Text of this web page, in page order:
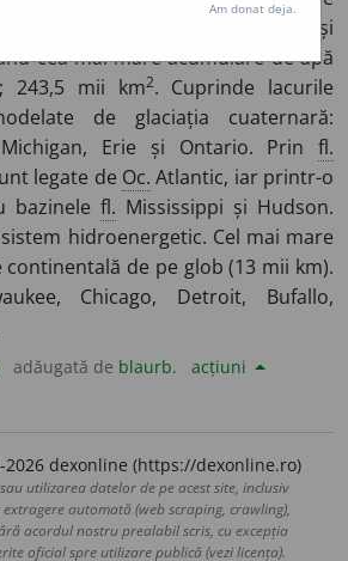
e Nord, la granița S.U.A. și
cea mai mare acumulare de apă
243,5 mii km2. Cuprinde lacurile
de glaciația cuaternară:
Erie și Ontario. Prin fl.
legate de Oc. Atlantic, iar printr-o
bazinele fl. Mississippi și Hudson.
hidroenergetic. Cel mai mare
de pe glob (13 mii km).
Chicago, Detroit, Bufallo,
adăugată de blaurb. acțiuni
dexonline (https://dexonline.ro)
utilizarea datelor de pe acest site, inclusiv
automată (web scraping, crawling),
acordul nostru prealabil scris, cu excepția
oficial spre utilizare publică (vezi licența).
Am donat deja.